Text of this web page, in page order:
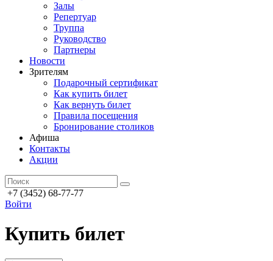
Залы
Репертуар
Труппа
Руководство
Партнеры
Новости
Зрителям
Подарочный сертификат
Как купить билет
Как вернуть билет
Правила посещения
Бронирование столиков
Афиша
Контакты
Акции
+7 (3452) 68-77-77
Войти
Купить билет